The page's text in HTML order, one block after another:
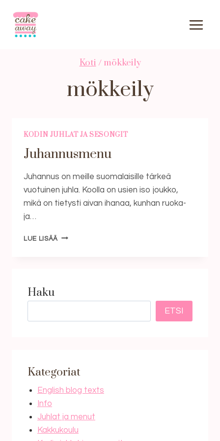
sisältöön
Koti / mökkeily
mökkeily
KODIN JUHLAT JA SESONGIT
Juhannusmenu
Juhannus on meille suomalaisille tärkeä
vuotuinen juhla. Koolla on usien iso joukko,
mikä on tietysti aivan ihanaa, kunhan ruoka-
ja…
LUE LISÄÄ JUHANNUSMENU
Haku
ETSI
Kategoriat
English blog texts
Info
Juhlat ja menut
Kakkukoulu